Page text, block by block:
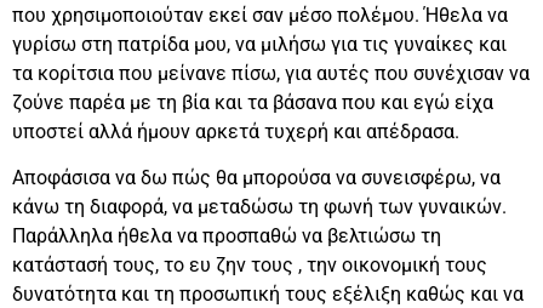
που χρησιμοποιούταν εκεί σαν μέσο πολέμου. Ήθελα να
γυρίσω στη πατρίδα μου, να μιλήσω για τις γυναίκες και
τα κορίτσια που μείνανε πίσω, για αυτές που συνέχισαν να
ζούνε παρέα με τη βία και τα βάσανα που και εγώ είχα
υποστεί αλλά ήμουν αρκετά τυχερή και απέδρασα.
Αποφάσισα να δω πώς θα μπορούσα να συνεισφέρω, να
κάνω τη διαφορά, να μεταδώσω τη φωνή των γυναικών.
Παράλληλα ήθελα να προσπαθώ να βελτιώσω τη
κατάστασή τους, το ευ ζην τους , την οικονομική τους
δυνατότητα και τη προσωπική τους εξέλιξη καθώς και να